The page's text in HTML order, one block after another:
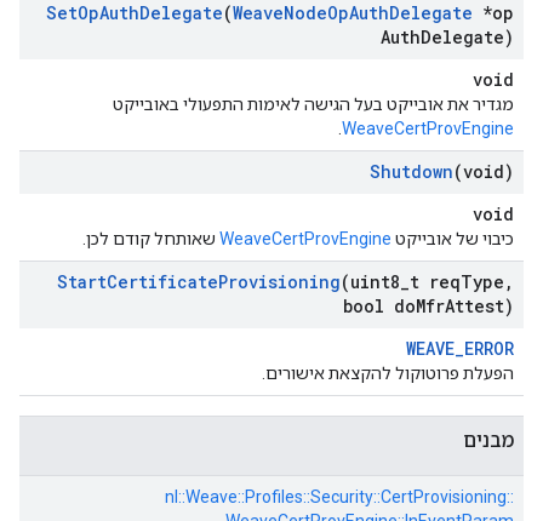
SetOpAuthDelegate(WeaveNodeOpAuthDelegate *op
AuthDelegate)
void
מגדיר את אובייקט בעל הגישה לאימות התפעולי באובייקט
WeaveCertProvEngine
Shutdown(void)
void
כיבוי של אובייקט WeaveCertProvEngine שאותחל קודם לכן.
StartCertificateProvisioning(uint8 t reqType ,
bool doMfrAttest)
WEAVE_ERROR
הפעלת פרוטוקול להקצאת אישורים.
מבנים
nl::Weave::Profiles::Security::CertProvisioning::